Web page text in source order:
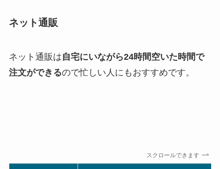
ネット通販
ネット通販は自宅にいながら24時間空いた時間で
注文ができるので忙しい人にもおすすめです。
スクロールできます